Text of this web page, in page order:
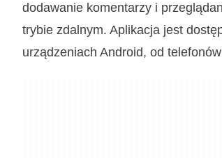
dodawanie komentarzy i
trybie zdalnym. Aplikacja jest
urządzeniach Android, od